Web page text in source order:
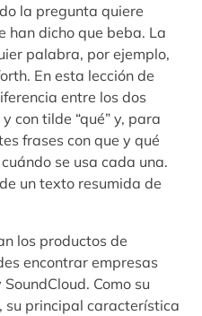
la pregunta quiere
han dicho que beba. La
palabra, por ejemplo,
En esta lección de
entre los dos
con tilde “qué” y, para
frases con que y qué
se usa cada una.
un texto resumida de
los productos de
encontrar empresas
Como su
su principal característica